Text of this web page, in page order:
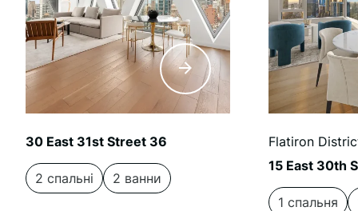
30 East 31st Street 36
2 спальні 2 ванни
Flatiron
15 East 30th
1 спальня